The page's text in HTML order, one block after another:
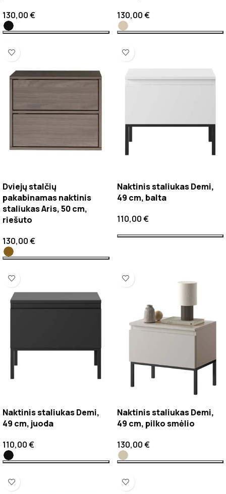
130,00€
130,00€
Dviejų stalčių
pakabinamas naktinis
staliukas Aris, 50 cm,
riešuto
130,00€
Naktinis staliukas Demi,
49 cm, balta
110,00€
Naktinis staliukas Demi,
49 cm, juoda
110,00€
Naktinis staliukas Demi,
49 cm, pilko smėlio
130,00€